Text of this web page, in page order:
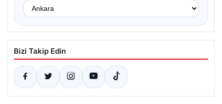
Bizi Takip Edin